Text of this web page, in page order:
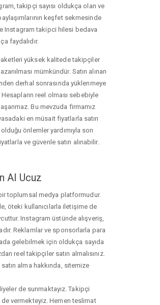
takipçi sayısı oldukça olan ve
keşfet sekmesinde
Instagram takipci hilesi bedava
faydalıdır.
yüksek kalitede takipçiler
mümkündür. Satın alınan
derhal sonrasında yüklenmeye
Hesapların reel olması sebebiyle
Bu mevzuda firmamız
en müsait fiyatlarla satın
önlemler yardımıyla son
ve güvenle satın alınabilir.
Al Ucuz
toplumsal medya platformudur.
öteki kullanıcılarla iletişime de
Instagram üstünde alışveriş,
Reklamlar ve sponsorlarla para
gelebilmek için oldukça sayıda
reel takipçiler satın almalısınız.
satın alma hakkında, sitemize
de sunmaktayız. Takipçi
vermekteyiz. Hemen teslimat